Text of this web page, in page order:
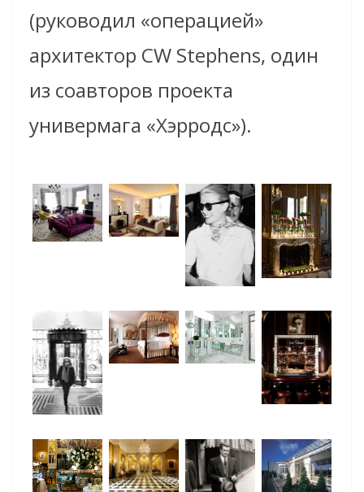
(руководил «операцией»
архитектор CW Stephens, один
из соавторов проекта
универмага «Хэрродс»).